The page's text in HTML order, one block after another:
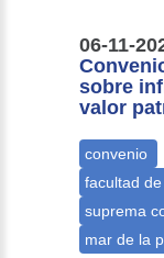
06-11-
sobre
valor